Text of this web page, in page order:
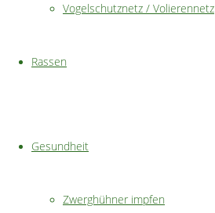
Vogelschutznetz / Volierennetz
Rassen
Gesundheit
Zwerghühner impfen
Zeichnungsvarianten.
so dass